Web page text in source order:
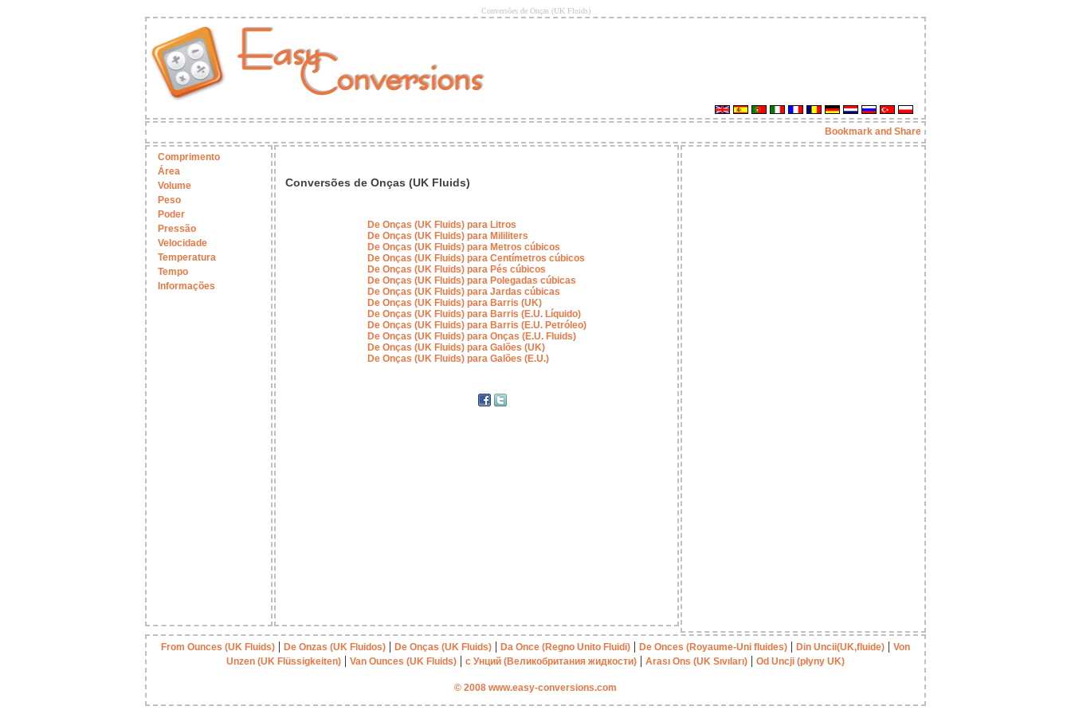
Conversões de Onças (UK Fluids)
Comprimento
Área
Volume
Peso
Poder
Pressão
Velocidade
Temperatura
Tempo
Informações
Conversões de Onças (UK Fluids)
De Onças (UK Fluids) para Litros
De Onças (UK Fluids) para Mililiters
De Onças (UK Fluids) para Metros cúbicos
De Onças (UK Fluids) para Centímetros cúbicos
De Onças (UK Fluids) para Pés cúbicos
De Onças (UK Fluids) para Polegadas cúbicas
De Onças (UK Fluids) para Jardas cúbicas
De Onças (UK Fluids) para Barris (UK)
De Onças (UK Fluids) para Barris (E.U. Líquido)
De Onças (UK Fluids) para Barris (E.U. Petróleo)
De Onças (UK Fluids) para Onças (E.U. Fluids)
De Onças (UK Fluids) para Galões (UK)
De Onças (UK Fluids) para Galões (E.U.)
From Ounces (UK Fluids) De Onzas (UK Fluidos) De Onças (UK Fluids) Da Once (Regno Unito Fluidi) De Onces (Royaume-Uni fluides) Din Uncii(UK,fluide)
Von
Unzen (UK Flüssigkeiten)
Van Ounces (UK Fluids) с Унций (Великобритания жидкости) Arası Ons (UK Sıvıları) Od Uncji (płyny UK)
© 2008 www.easy-conversions.com